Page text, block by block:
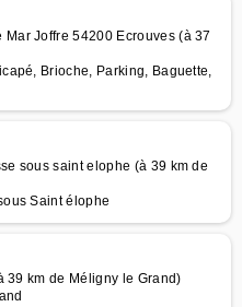
Joffre 54200 Ecrouves (à 37
Brioche, Parking, Baguette,
sous saint elophe (à 39 km de
Saint élophe
39 km de Méligny le Grand)